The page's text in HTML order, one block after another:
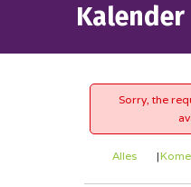
Kalender
Sorry, the
Alles